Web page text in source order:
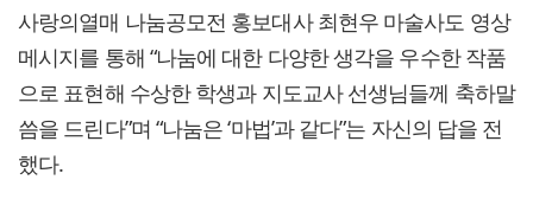
사랑의열매 나눔공모전 홍보대사 최현우 마술사도 영상
메시지를 통해 “나눔에 대한 다양한 생각을 우수한 작품
으로 표현해 수상한 학생과 지도교사 선생님들께 축하말
씀을 드린다”며 “나눔은 ‘마법’과 같다”는 자신의 답을 전
했다.